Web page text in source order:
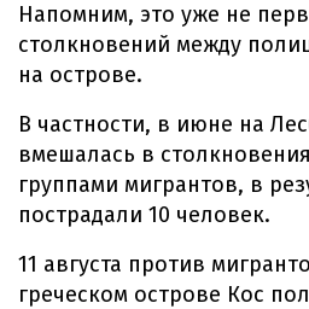
Напомним, это уже не
столкновений между
на острове.
В частности, в июне на
вмешалась в
группами мигрантов, в
пострадали 10 человек.
11 августа против
греческом острове Кос